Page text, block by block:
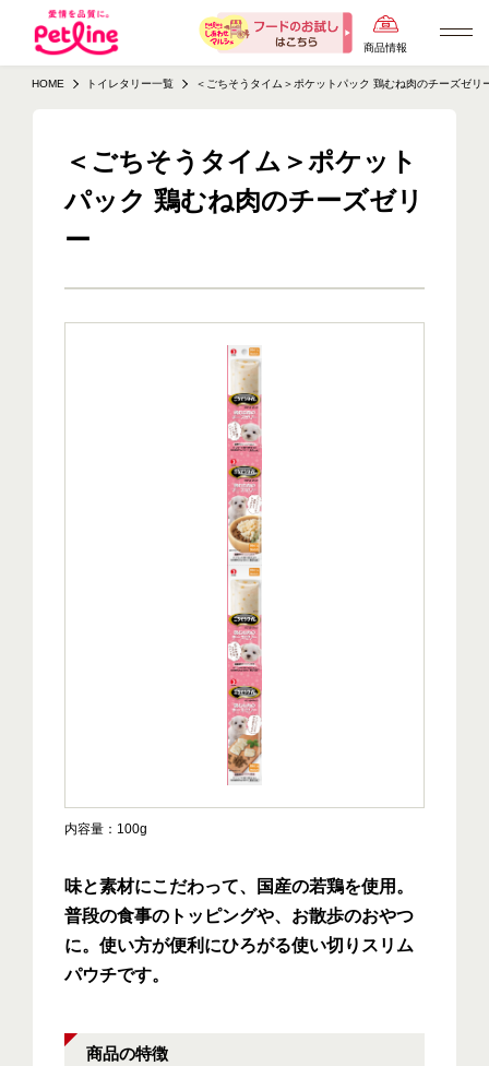
商品情報
HOME トイレタリー一覧 ＜ごちそうタイム＞ポケットパック 鶏むね肉のチーズゼリ
＜ごちそうタイム＞ポケット
パック 鶏むね肉のチーズゼリ
ー
内容量 100g
味と素材にこだわって、国産の若鶏を使用。
普段の食事のトッピングや、お散歩のおやつ
に。使い方が便利にひろがる使い切りスリム
パウチです。
商品の特徴